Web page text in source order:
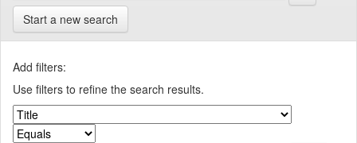
Start a new search
Add filters:
Use filters to refine the search results.